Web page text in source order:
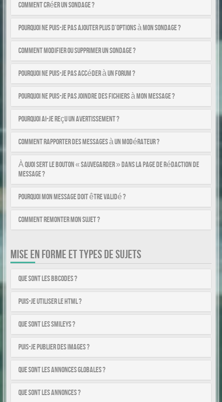
Comment créer un sondage ?
Pourquoi ne puis-je pas ajouter plus d’options à mon sondage ?
Comment modifier ou supprimer un sondage ?
Pourquoi ne puis-je pas accéder à un forum ?
Pourquoi ne puis-je pas joindre des fichiers à mon message ?
Pourquoi ai-je reçu un avertissement ?
Comment rapporter des messages à un modérateur ?
À quoi sert le bouton « Sauvegarder » dans la page de rédaction de
message ?
Pourquoi mon message doit être validé ?
Comment remonter mon sujet ?
MISE EN FORME ET TYPES DE SUJETS
Que sont les BBCodes ?
Puis-je utiliser le HTML ?
Que sont les smileys ?
Puis-je publier des images ?
Que sont les annonces globales ?
Que sont les annonces ?